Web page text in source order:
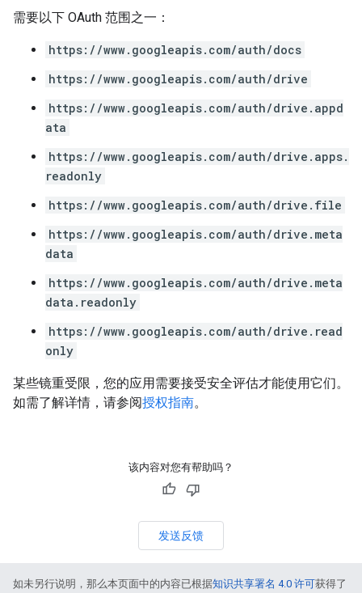
需要以下 OAuth 范围之一：
https://www.googleapis.com/auth/docs
https://www.googleapis.com/auth/drive
https://www.googleapis.com/auth/drive.appd
ata
https://www.googleapis.com/auth/drive.apps.
readonly
https://www.googleapis.com/auth/drive.file
https://www.googleapis.com/auth/drive.meta
data
https://www.googleapis.com/auth/drive.meta
data.readonly
https://www.googleapis.com/auth/drive.read
only
某些镜重受限，您的应用需要接受安全评估才能使用它们。
如需了解详情，请参阅授权指南。
该内容对您有帮助吗？
发送反馈
如未另行说明，那么本页面中的内容已根据知识共享署名 4.0 许可获得了